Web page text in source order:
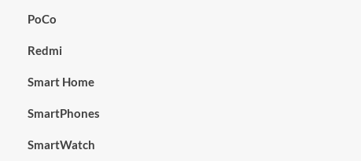
PoCo
Redmi
Smart Home
SmartPhones
SmartWatch